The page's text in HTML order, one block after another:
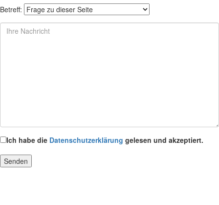
Betreff:
Ich habe die Datenschutzerklärung gelesen und akzeptiert.